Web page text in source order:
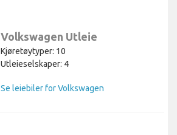
Volkswagen Utleie
Kjøretøytyper: 10
Utleieselskaper: 4
Se leiebiler for Volkswagen